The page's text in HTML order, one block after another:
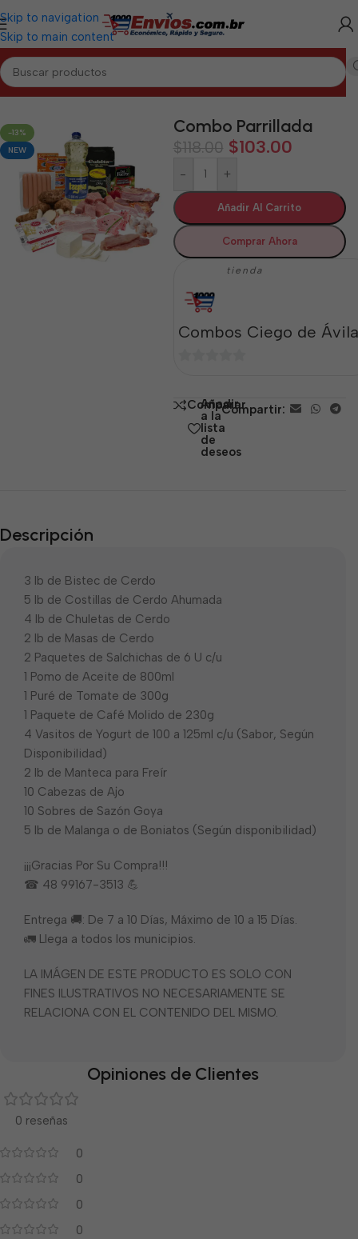
Skip to navigation
Skip to main content
DE ÁVILA/Combos de Alimentos y Mixtos Ciego de Ávila
-13%
NEW
Combo Parrillada
$118.00 $103.00
- +
Añadir Al Carrito
Comprar Ahora
tienda
Combos Ciego de Ávila
5 Comparar
Añadir
a la
lista
de
deseos
Compartir:
Descripción
3 lb de Bistec de Cerdo
5 lb de Costillas de Cerdo Ahumada
4 lb de Chuletas de Cerdo
2 lb de Masas de Cerdo
2 Paquetes de Salchichas de 6 U c/u
1 Pomo de Aceite de 800ml
1 Puré de Tomate de 300g
1 Paquete de Café Molido de 230g
4 Vasitos de Yogurt de 100 a 125ml c/u (Sabor, Según
Disponibilidad)
2 lb de Manteca para Freír
10 Cabezas de Ajo
10 Sobres de Sazón Goya
5 lb de Malanga o de Boniatos (Según disponibilidad)
¡¡¡Gracias Por Su Compra!!!
☎ 48 99167-3513 💪
Entrega 🚚: De 7 a 10 Días, Máximo de 10 a 15 Días.
🚛 Llega a todos los municipios.
LA IMÁGEN DE ESTE PRODUCTO ES SOLO CON
FINES ILUSTRATIVOS NO NECESARIAMENTE SE
RELACIONA CON EL CONTENIDO DEL MISMO.
Opiniones de Clientes
0 reseñas
0
0
0
0